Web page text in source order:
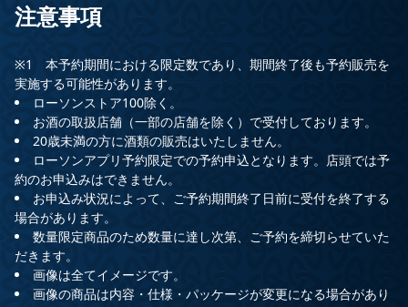
注意事項
※1 本予約期間における限定数であり、期間終了後も予約販売を
実施する可能性があります。
ローソンストア100除く。
お酒の取扱店舗（一部の店舗を除く）で受付しております。
20歳未満の方に酒類の販売はいたしません。
ローソンアプリ予約限定での予約申込となります。店頭では予
約のお申込みはできません。
お申込み状況によって、ご予約期間終了日前に受付を終了する
場合があります。
数量限定商品のため数量に達し次第、ご予約を締切らせていた
だきます。
画像は全てイメージです。
画像の商品は内容・仕様・パッケージが変更になる場合があり